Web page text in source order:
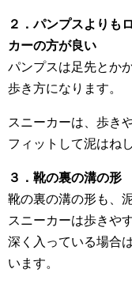
２．パンプスよりも
カーの方が良い
パンプスは足先とか
歩き方になります。
スニーカーは、歩き
フィットして泥はね
３．靴の裏の溝の形
靴の裏の溝の形も、
スニーカーは歩きや
深く入っている場合
います。